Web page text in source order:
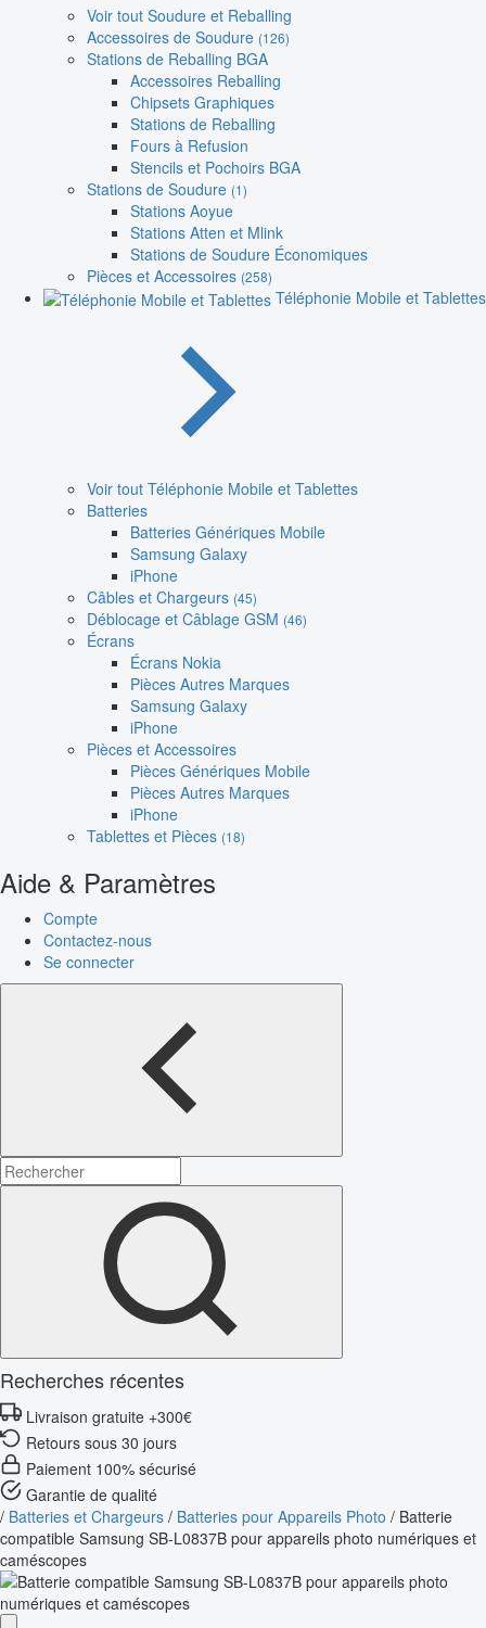
Voir tout Soudure et Reballing
Accessoires de Soudure (126)
Stations de Reballing BGA
Accessoires Reballing
Chipsets Graphiques
Stations de Reballing
Fours à Refusion
Stencils et Pochoirs BGA
Stations de Soudure (1)
Stations Aoyue
Stations Atten et Mlink
Stations de Soudure Économiques
Pièces et Accessoires (258)
Téléphonie Mobile et Tablettes
Voir tout Téléphonie Mobile et Tablettes
Batteries
Batteries Génériques Mobile
Samsung Galaxy
iPhone
Câbles et Chargeurs (45)
Déblocage et Câblage GSM (46)
Écrans
Écrans Nokia
Pièces Autres Marques
Samsung Galaxy
iPhone
Pièces et Accessoires
Pièces Génériques Mobile
Pièces Autres Marques
iPhone
Tablettes et Pièces (18)
Aide & Paramètres
Compte
Contactez-nous
Se connecter
Recherches récentes
Livraison gratuite +300€
Retours sous 30 jours
Paiement 100% sécurisé
Garantie de qualité
/ Batteries et Chargeurs / Batteries pour Appareils Photo / Batterie
compatible Samsung SB-L0837B pour appareils photo numériques et
caméscopes